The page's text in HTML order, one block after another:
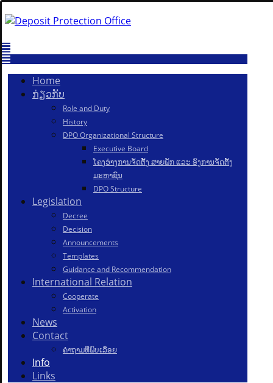
Home
ກ່ຽວກັບ
Role and Duty
History
DPO Organizational Structure
Executive Board
ໂຄງຮ່າງການຈັດຕັ້ງ ສາຍພັກ ແລະ ອົງການຈັດຕັ້ງ
ມະຫາຊົນ
DPO Structure
Legislation
Decree
Decision
Announcements
Templates
Guidance and Recommendation
International Relation
Cooperate
Activation
News
Contact
ຄຳຖາມທີ່ພົບເລື່ອຍ
Info
Links